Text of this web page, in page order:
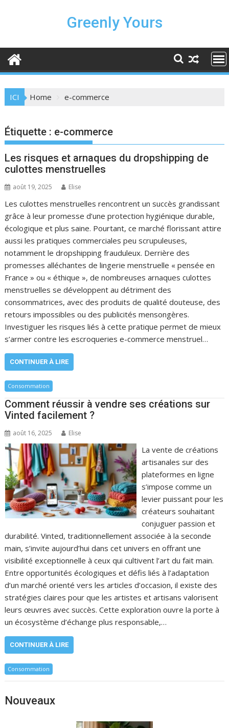
Greenly Yours
ICI Home e-commerce
Étiquette : e-commerce
Les risques et arnaques du dropshipping de
culottes menstruelles
août 19, 2025 Elise
Les culottes menstruelles rencontrent un succès grandissant
grâce à leur promesse d’une protection hygiénique durable,
écologique et plus saine. Pourtant, ce marché florissant attire
aussi les pratiques commerciales peu scrupuleuses,
notamment le dropshipping frauduleux. Derrière des
promesses alléchantes de lingerie menstruelle « pensée en
France » ou « éthique », de nombreuses arnaques culottes
menstruelles se développent au détriment des
consommatrices, avec des produits de qualité douteuse, des
retours impossibles ou des publicités mensongères.
Investiguer les risques liés à cette pratique permet de mieux
s’armer contre les escroqueries e-commerce menstruel…
CONTINUER À LIRE
Consommation
Comment réussir à vendre ses créations sur
Vinted facilement ?
août 16, 2025 Elise
La vente de créations
artisanales sur des
plateformes en ligne
s’impose comme un
levier puissant pour les
créateurs souhaitant
conjuguer passion et
durabilité. Vinted, traditionnellement associée à la seconde
main, s’invite aujourd’hui dans cet univers en offrant une
visibilité exceptionnelle à ceux qui cultivent l’art du fait main.
Entre opportunités écologiques et défis liés à l’adaptation
d’un marché orienté vers les articles d’occasion, il existe des
stratégies claires pour que les artistes et artisans valorisent
leurs œuvres avec succès. Cette exploration ouvre la porte à
un écosystème d’échange plus responsable,…
CONTINUER À LIRE
Consommation
Nouveaux